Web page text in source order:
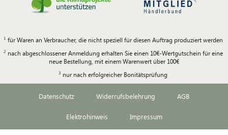
für Waren an Verbraucher, die nicht speziell für diesen Auftrag produziert werden
nach abgeschlossener Anmeldung erhalten Sie einen 10€-Wertgutschein für eine
neue Bestellung, mit einem Warenwert über 100€
nur nach erfolgreicher Bonitätsprüfung
Datenschutz Widerrufsbelehrung AGB
Elektrohinweis Impressum